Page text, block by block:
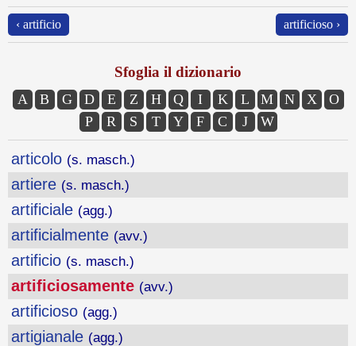
‹ artificio artificioso ›
Sfoglia il dizionario
A B G D E Z H Q I K L M N X
O
P
R S T Y F C J W
articolo (s. masch.)
artiere (s. masch.)
artificiale (agg.)
artificialmente (avv.)
artificio (s. masch.)
artificiosamente (avv.)
artificioso (agg.)
artigianale (agg.)